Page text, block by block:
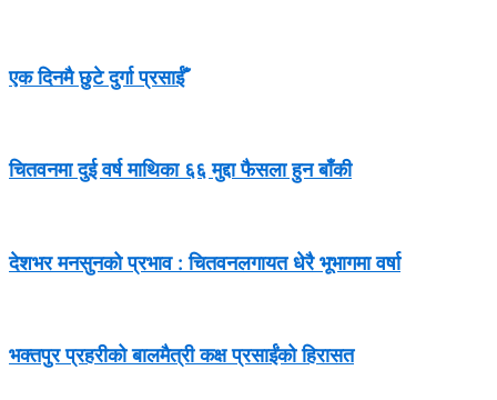
एक दिनमै छुटे दुर्गा प्रसाईँ
चितवनमा दुई वर्ष माथिका ६६ मुद्दा फैसला हुन बाँकी
देशभर मनसुनको प्रभाव : चितवनलगायत धेरै भूभागमा वर्षा
भक्तपुर प्रहरीको बालमैत्री कक्ष प्रसाईंको हिरासत